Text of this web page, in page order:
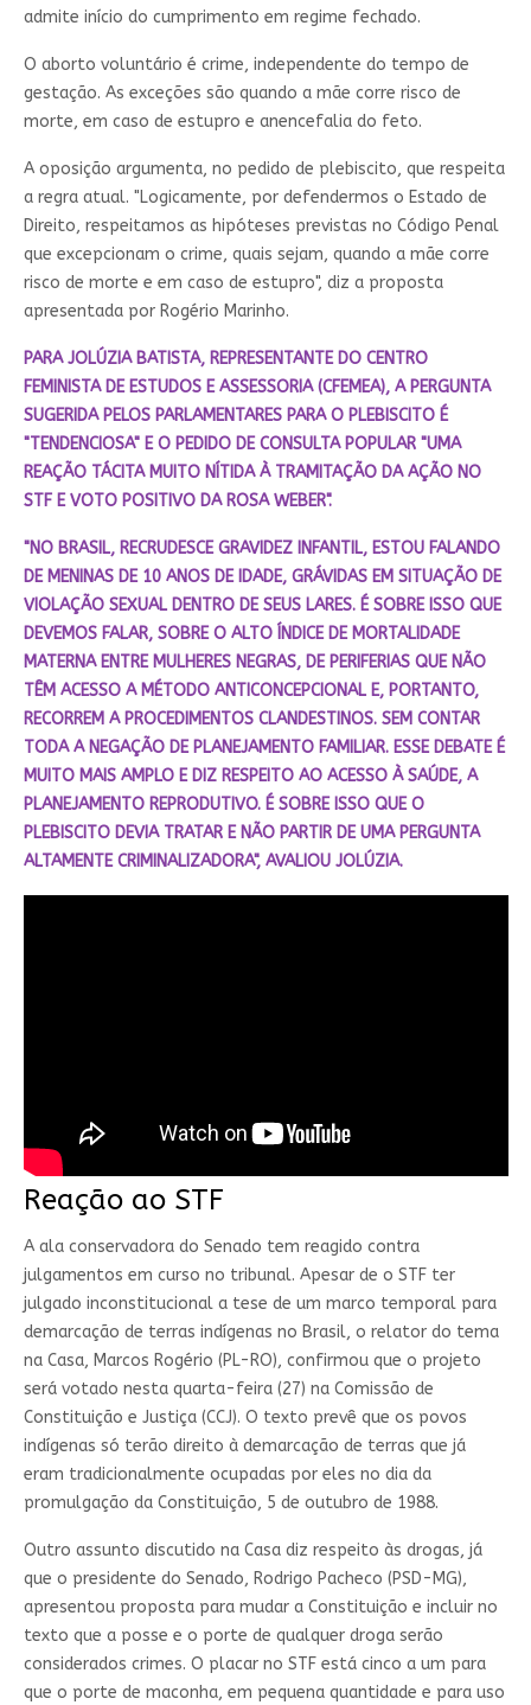
admite início do cumprimento em regime fechado.
O aborto voluntário é crime, independente do tempo de
gestação. As exceções são quando a mãe corre risco de
morte, em caso de estupro e anencefalia do feto.
A oposição argumenta, no pedido de plebiscito, que respeita
a regra atual. "Logicamente, por defendermos o Estado de
Direito, respeitamos as hipóteses previstas no Código Penal
que excepcionam o crime, quais sejam, quando a mãe corre
risco de morte e em caso de estupro", diz a proposta
apresentada por Rogério Marinho.
PARA JOLÚZIA BATISTA, REPRESENTANTE DO CENTRO
FEMINISTA DE ESTUDOS E ASSESSORIA (CFEMEA), A PERGUNTA
SUGERIDA PELOS PARLAMENTARES PARA O PLEBISCITO É
"TENDENCIOSA" E O PEDIDO DE CONSULTA POPULAR "UMA
REAÇÃO TÁCITA MUITO NÍTIDA À TRAMITAÇÃO DA AÇÃO NO
STF E VOTO POSITIVO DA ROSA WEBER".
"NO BRASIL, RECRUDESCE GRAVIDEZ INFANTIL, ESTOU FALANDO
DE MENINAS DE 10 ANOS DE IDADE, GRÁVIDAS EM SITUAÇÃO DE
VIOLAÇÃO SEXUAL DENTRO DE SEUS LARES. É SOBRE ISSO QUE
DEVEMOS FALAR, SOBRE O ALTO ÍNDICE DE MORTALIDADE
MATERNA ENTRE MULHERES NEGRAS, DE PERIFERIAS QUE NÃO
TÊM ACESSO A MÉTODO ANTICONCEPCIONAL E, PORTANTO,
RECORREM A PROCEDIMENTOS CLANDESTINOS. SEM CONTAR
TODA A NEGAÇÃO DE PLANEJAMENTO FAMILIAR. ESSE DEBATE É
MUITO MAIS AMPLO E DIZ RESPEITO AO ACESSO À SAÚDE, A
PLANEJAMENTO REPRODUTIVO. É SOBRE ISSO QUE O
PLEBISCITO DEVIA TRATAR E NÃO PARTIR DE UMA PERGUNTA
ALTAMENTE CRIMINALIZADORA", AVALIOU JOLÚZIA.
Reação ao STF
A ala conservadora do Senado tem reagido contra
julgamentos em curso no tribunal. Apesar de o STF ter
julgado inconstitucional a tese de um marco temporal para
demarcação de terras indígenas no Brasil, o relator do tema
na Casa, Marcos Rogério (PL-RO), confirmou que o projeto
será votado nesta quarta-feira (27) na Comissão de
Constituição e Justiça (CCJ). O texto prevê que os povos
indígenas só terão direito à demarcação de terras que já
eram tradicionalmente ocupadas por eles no dia da
promulgação da Constituição, 5 de outubro de 1988.
Outro assunto discutido na Casa diz respeito às drogas, já
que o presidente do Senado, Rodrigo Pacheco (PSD-MG),
apresentou proposta para mudar a Constituição e incluir no
texto que a posse e o porte de qualquer droga serão
considerados crimes. O placar no STF está cinco a um para
que o porte de maconha, em pequena quantidade e para uso